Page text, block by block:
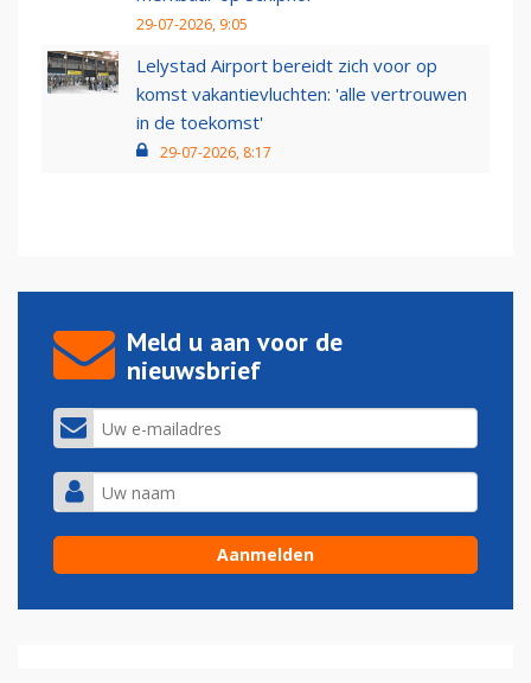
29-07-2026, 9:05
Lelystad Airport bereidt zich voor op
komst vakantievluchten: 'alle vertrouwen
in de toekomst'
29-07-2026, 8:17
Meld u aan voor de
nieuwsbrief